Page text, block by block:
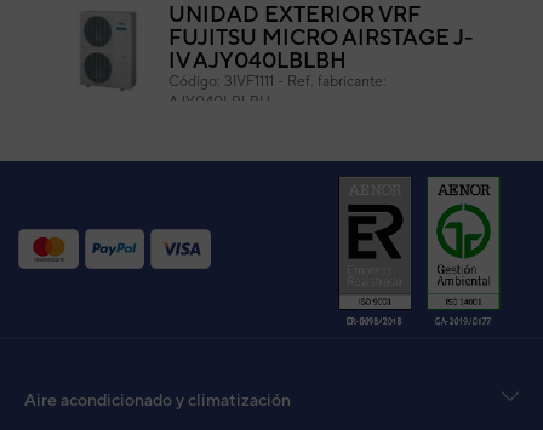
UNIDAD EXTERIOR VRF
FUJITSU MICRO AIRSTAGE J-
IV AJY040LBLBH
Código: 3IVF1111 - Ref. fabricante:
AJY040LBLBH
UNIDAD EXTERIOR VRF
GENERAL J-IV AJH040LELBH
Código:
Ref. fabricante:
UNIDAD EXTERIOR MICRO
VRF FUJITSU AIRSTAGE J-III
Aire acondicionado y climatización